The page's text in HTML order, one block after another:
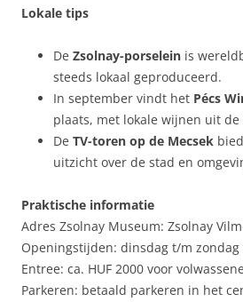
Lokale tips
De Zsolnay-porselein is
steeds lokaal geproduceerd.
In september vindt het Pécs
plaats, met lokale wijnen uit de
De TV-toren op de Mecsek
uitzicht over de stad en
Praktische informatie
Adres Zsolnay Museum: Zsolnay
Openingstijden: dinsdag t/m zondag
Entree: ca. HUF 2000 voor
Parkeren: betaald parkeren in het